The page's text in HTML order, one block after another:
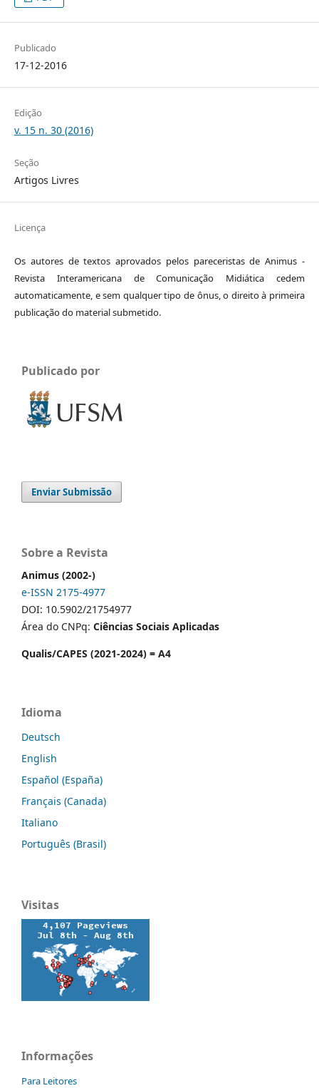
Publicado
17-12-2016
Edição
v. 15 n. 30 (2016)
Seção
Artigos Livres
Licença
Os autores de textos aprovados pelos pareceristas de Animus -
Revista Interamericana de Comunicação Midiática cedem
automaticamente, e sem qualquer tipo de ônus, o direito à primeira
publicação do material submetido.
Publicado por
Enviar Submissão
Sobre a Revista
Animus (2002-)
e-ISSN 2175-4977
DOI: 10.5902/21754977
Área do CNPq: Ciências Sociais Aplicadas
Qualis/CAPES (2021-2024) = A4
Idioma
Deutsch
English
Español (España)
Français (Canada)
Italiano
Português (Brasil)
Visitas
Informações
Para Leitores